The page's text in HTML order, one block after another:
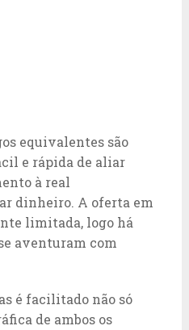
equivalentes são
e rápida de aliar
à real
dinheiro. A oferta em
limitada, logo há
aventuram com
é facilitado não só
de ambos os